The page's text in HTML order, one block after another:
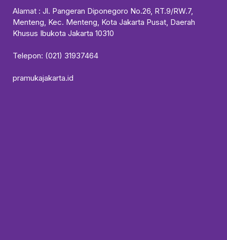
Alamat : Jl. Pangeran Diponegoro No.26, RT.9/RW.7,
Menteng, Kec. Menteng, Kota Jakarta Pusat, Daerah
Khusus Ibukota Jakarta 10310
Telepon: (021) 31937464
pramukajakarta.id